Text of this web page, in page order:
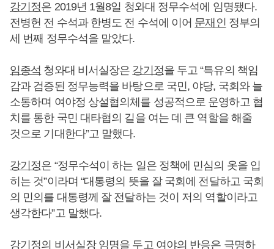
강기정은 2019년 1월8일 청와대 정무수석에 임명됐다.
전병헌 전 수석과 한병도 전 수석에 이어 문재인 정부의
세 번째 정무수석을 맡았다.
임종석 청와대 비서실장은 강기정을 두고 “특유의 책임
감과 검증된 정무능력을 바탕으로 국민, 야당, 국회와 늘
소통하며 여야정 상설협의체를 성공적으로 운영하고 협
치를 통한 국민 대타협의 길을 여는 데 큰 역할을 해줄
것으로 기대한다”고 말했다.
강기정은 “정무수석이 하는 일은 정책에 민심의 옷을 입
히는 것”이라며 “대통령의 뜻을 잘 국회에 전달하고 국회
의 민의를 대통령께 잘 전달하는 것이 저의 역할이라고
생각한다”고 말했다.
강기정의 비서실장 임명을 두고 여야의 반응은 극명하